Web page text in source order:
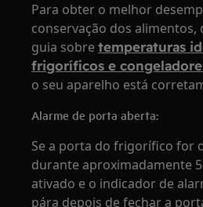
Para obter o melhor
conservação dos alimentos,
guia sobretemperaturas
frigoríficos e
o seu aparelho está
Alarme de porta aberta:
Se a porta do frigorífico for
durante aproximadamente
ativado e o indicador de
pára depois de fechar a